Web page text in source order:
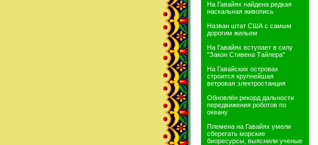
На Гавайях найдена редкая
наскальная живопись
Назван штат США с самым
дорогим жильем
На Гавайях вступает в силу
"Закон Стивена Тайлера"
На Гавайских островах
строится крупнейшая
ветровая электростанция
Обновлён рекорд дальности
передвижения роботов по
океану
Племена на Гавайях умели
сберегать морские
биоресурсы, выяснили ученые